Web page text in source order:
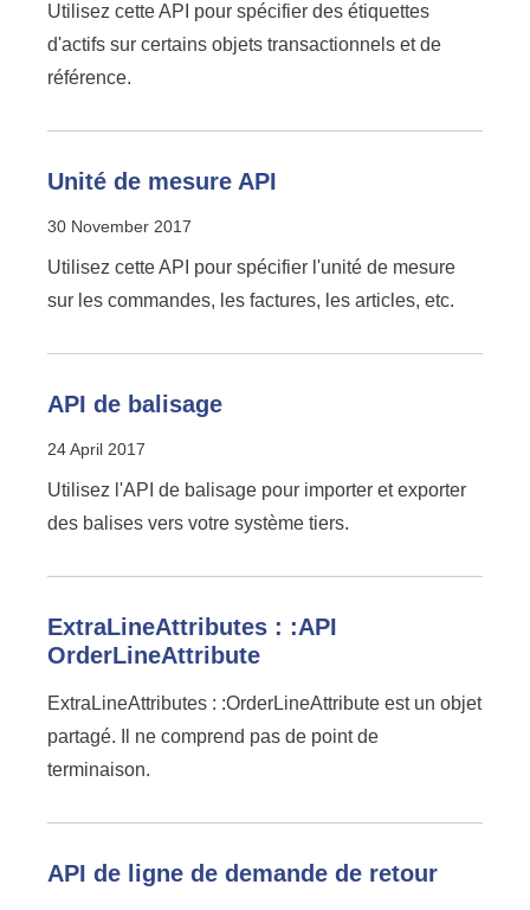
Utilisez cette API pour spécifier des étiquettes
d'actifs sur certains objets transactionnels et de
référence.
Unité de mesure API
30 November 2017
Utilisez cette API pour spécifier l'unité de mesure
sur les commandes, les factures, les articles, etc.
API de balisage
24 April 2017
Utilisez l'API de balisage pour importer et exporter
des balises vers votre système tiers.
ExtraLineAttributes : :API
OrderLineAttribute
ExtraLineAttributes : :OrderLineAttribute est un objet
partagé. Il ne comprend pas de point de
terminaison.
API de ligne de demande de retour